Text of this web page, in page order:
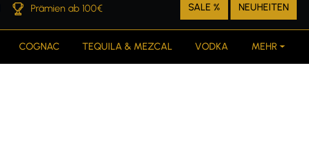
Prämien ab 100€ SALE % NEUHEITEN
COGNAC TEQUILA & MEZCAL VODKA MEHR